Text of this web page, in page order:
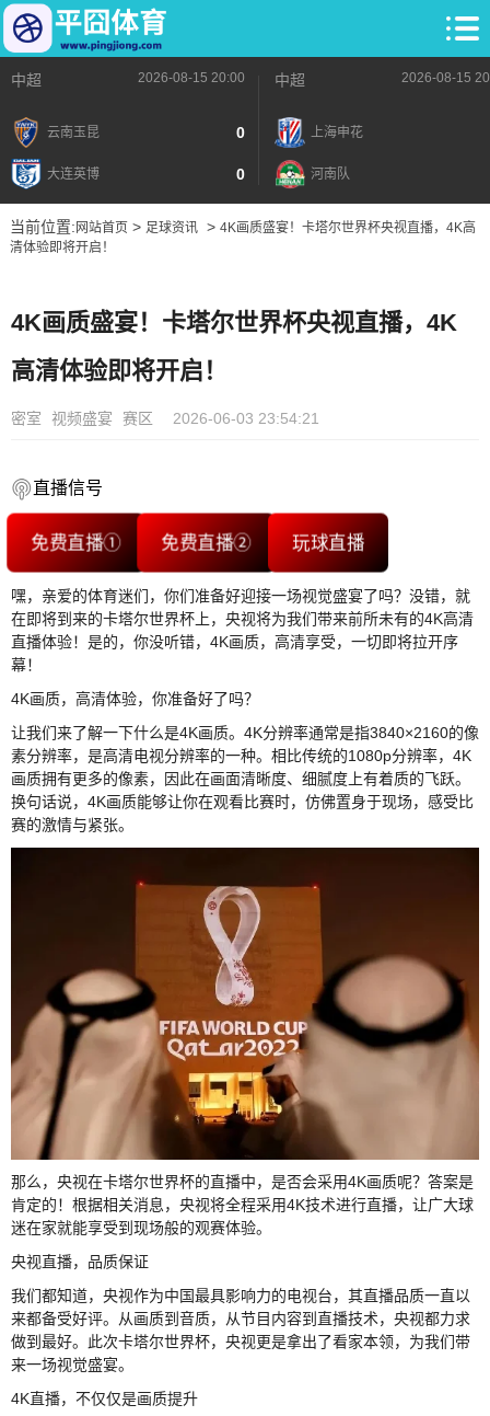
中超 2026-08-15 20:00
云南玉昆 0
大连英博 0
中超 2026-08-15
上海申花
河南队
当前位置: 网站首页> 足球资讯> 4K画质盛宴！卡塔尔世界杯央视直播，4K高
清体验即将开启！
4K画质盛宴！卡塔尔世界杯央视直播，4K
高清体验即将开启！
密室 视频盛宴 赛区 2026-06-03 23:54:21
直播信号
免费直播① 免费直播② 玩球直播
嘿，亲爱的体育迷们，你们准备好迎接一场视觉盛宴了吗？没错，就
在即将到来的卡塔尔世界杯上，央视将为我们带来前所未有的4K高清
直播体验！是的，你没听错，4K画质，高清享受，一切即将拉开序
幕！
4K画质，高清体验，你准备好了吗？
让我们来了解一下什么是4K画质。4K分辨率通常是指3840×2160的像
素分辨率，是高清电视分辨率的一种。相比传统的1080p分辨率，4K
画质拥有更多的像素，因此在画面清晰度、细腻度上有着质的飞跃。
换句话说，4K画质能够让你在观看比赛时，仿佛置身于现场，感受比
赛的激情与紧张。
那么，央视在卡塔尔世界杯的直播中，是否会采用4K画质呢？答案是
肯定的！根据相关消息，央视将全程采用4K技术进行直播，让广大球
迷在家就能享受到现场般的观赛体验。
央视直播，品质保证
我们都知道，央视作为中国最具影响力的电视台，其直播品质一直以
来都备受好评。从画质到音质，从节目内容到直播技术，央视都力求
做到最好。此次卡塔尔世界杯，央视更是拿出了看家本领，为我们带
来一场视觉盛宴。
4K直播，不仅仅是画质提升